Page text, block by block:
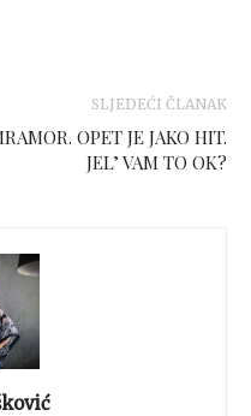
SLJEDEĆI ČLANAK
OPET JE JAKO HIT.
JEL’ VAM TO OK?